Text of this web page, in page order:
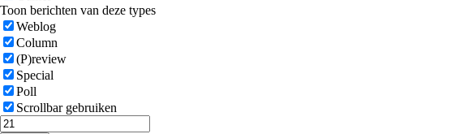
Toon berichten van deze types
Weblog
Column
(P)review
Special
Poll
Scrollbar gebruiken